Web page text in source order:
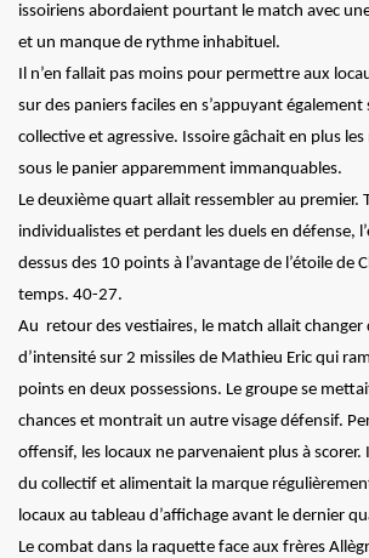
issoiriens abordaient pourtant le match avec
et un manque de rythme inhabituel.
Il n’en fallait pas moins pour permettre aux
sur des paniers faciles en s’appuyant
collective et agressive. Issoire gâchait en plus
sous le panier apparemment immanquables.
Le deuxième quart allait ressembler au premier.
individualistes et perdant les duels en défense,
dessus des 10 points à l’avantage de l’étoile de
temps. 40-27.
Au retour des vestiaires, le match allait changer
d’intensité sur 2 missiles de Mathieu Eric qui
points en deux possessions. Le groupe se
chances et montrait un autre visage défensif.
offensif, les locaux ne parvenaient plus à
du collectif et alimentait la marque
locaux au tableau d’affichage avant le dernier
Le combat dans la raquette face aux frères